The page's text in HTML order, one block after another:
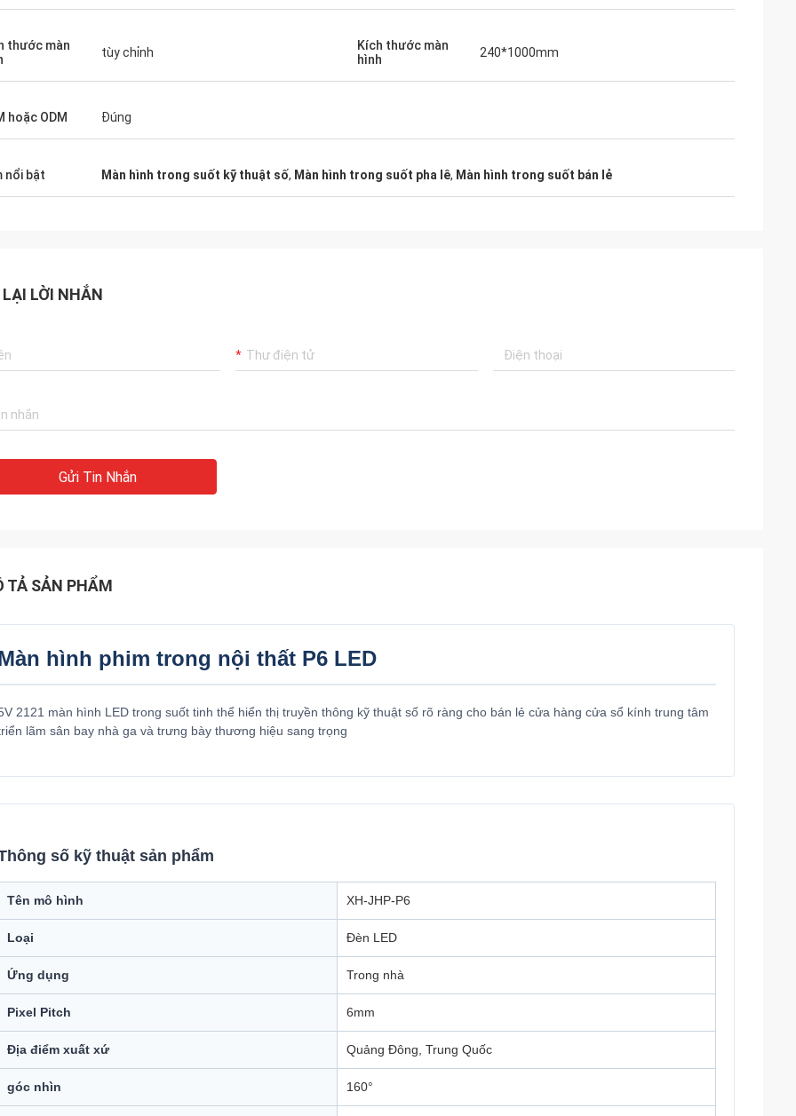
thước màn
tùy chỉnh
Kích thước màn
hình
240*1000mm
hoặc ODM Đúng
nổi bật Màn hình trong suốt kỹ thuật số, Màn hình trong suốt pha lê, Màn hình trong suốt bán lẻ
LỜI NHẮN
Gửi Tin Nhắn
TẢ SẢN PHẨM
hình phim trong nội thất P6 LED
2121 màn hình LED trong suốt tinh thể hiển thị truyền thông kỹ thuật số rõ ràng cho bán lẻ cửa hàng cửa sổ kính trung tâm
lãm sân bay nhà ga và trưng bày thương hiệu sang trọng
số kỹ thuật sản phẩm
Tên mô hình XH-JHP-P6
Loại Đèn LED
Ứng dụng Trong nhà
Pixel Pitch 6mm
Địa điểm xuất xứ Quảng Đông, Trung Quốc
góc nhìn 160°